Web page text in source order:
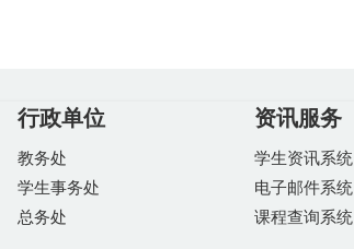
行政单位
教务处
学生事务处
总务处
资讯服务
学生资讯系统
电子邮件系统
课程查询系统